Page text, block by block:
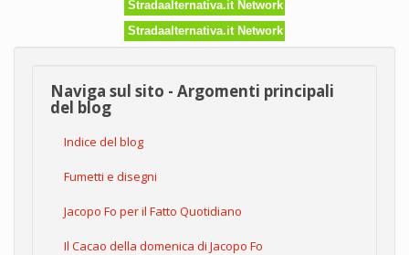
Stradaalternativa.it Network
Stradaalternativa.it Network
Naviga sul sito - Argomenti principali
del blog
Indice del blog
Fumetti e disegni
Jacopo Fo per il Fatto Quotidiano
Il Cacao della domenica di Jacopo Fo